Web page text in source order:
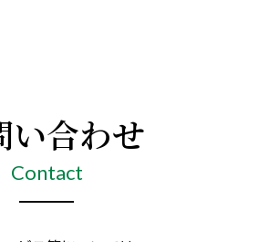
い合わせ
Contact